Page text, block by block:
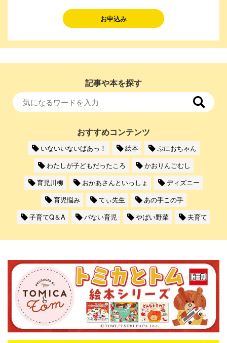
お申込み
記事や本を探す
おすすめコンテンツ
いないいないばあっ！ 絵本
ぷにおちゃん
わたしが子どもだったころ
かおりんごむし
育児川柳
おかあさんといっしょ
ディズニー
育児悩み
てぃ先生
あの手この手
子育てQ＆A
パない育児 やばい野菜 夫育て